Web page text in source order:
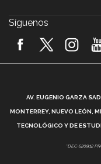
2026!
¿Cómo
Vida
Síguenos
AV. EUGENIO GARZA
MONTERREY, NUEVO LEÓN,
TECNOLÓGICO Y DE
*DEC-520912